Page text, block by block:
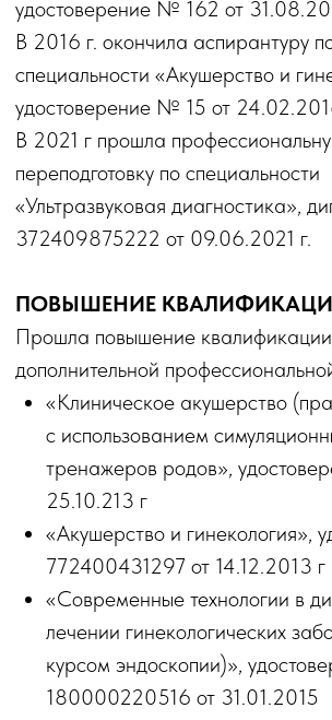
772400431297 от 14.12.2013 г
«Современные технологии в диагностике и
лечении гинекологических заболеваний (с
курсом эндоскопии)», удостоверение
180000220516 от 31.01.2015
«Акушерство и гинекология», удостоверение
372401936210 от 20.02.2015 г
«Акушерство и гинекология», удостоверение
372409875616 от 21.02.2020 г
«Детская гинекология», удостоверение
771802351661 от 16.11.2020 г.
гормональной терапии», удостоверение
422416838254 от 01.10.2022 г.
«Кольпоскопия. Патология шейки матки»,
удостоверение 772417415725 от 14.10.2022 г
«Акушерство и гинекология», удостоверение
372418555855 от 27.09.2024 г
«Применение современных технологий в
7827 01120569 от 25.08.2025 г
«Детская гинекология», удостоверение ЦНО
1000089961 от 08.10.2025 г
«Ультразвуковая диагностика», удостоверение
826473227759 от 29.12.2025 г.
Сертификат по специальности «Акушерство и
гинекология» 0137240419757 от 20.02.2015 г.
Сертификат по специальности «Акушерство и